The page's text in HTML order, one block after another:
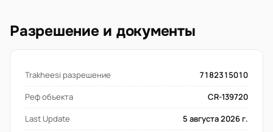
Разрешение и документы
Trakheesi разрешение
7182315010
Реф объекта
CR-139720
Last Update
5 августа 2026 г.